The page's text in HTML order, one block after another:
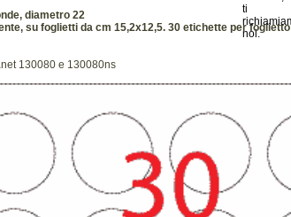
diametro 22
su foglietti da cm 15,2x12,5. 30 etichette per foglietto
130080 e 130080ns